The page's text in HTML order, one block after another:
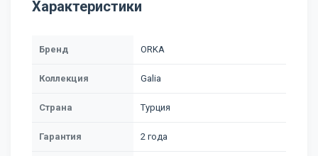
Характеристики
Бренд ORKA
Коллекция Galia
Страна Турция
Гарантия 2 года